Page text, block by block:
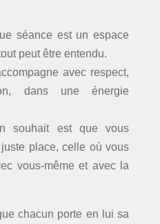
séance est un espace
peut être entendu.
avec respect,
dans une énergie
souhait est que vous
place, celle où vous
vous-même et avec la
chacun porte en lui sa